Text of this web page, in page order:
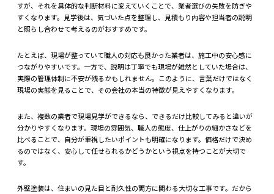
すが、それを具体的な判断材料に変えていくことで、業者選びの失敗を防ぎや
すくなります。見学後は、気づいた点を整理し、見積もり内容や担当者の説明
と照らし合わせて考えるのがおすすめです。
たとえば、現場が整っていて職人の対応も良かった業者は、施工中の安心感に
つながりやすいです。一方で、説明は丁寧でも現場が雑然としていた場合は、
実際の管理体制に不安が残るかもしれません。このように、言葉だけではなく
現場の実態を見ることで、その会社の本当の特徴が見えやすくなります。
また、複数の業者で現場見学ができるなら、できるだけ比較してみると違いが
分かりやすくなります。現場の雰囲気、職人の態度、仕上がりの細かさなどを
比べることで、自分が重視したいポイントも明確になります。価格だけで決め
るのではなく、安心して任せられるかどうかという視点を持つことが大切で
す。
外壁塗装は、住まいの見た目と耐久性の両方に関わる大切な工事です。だから